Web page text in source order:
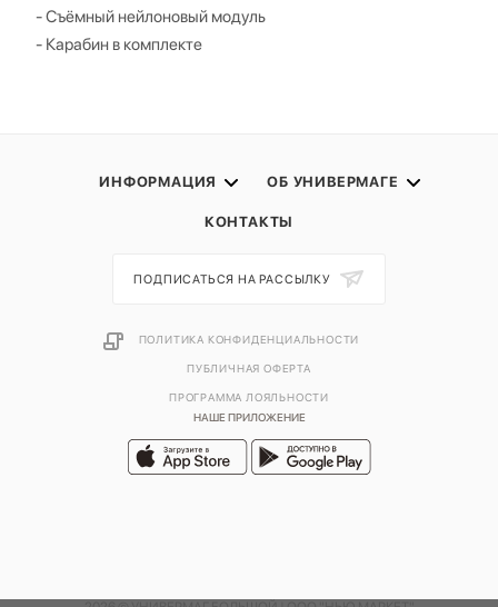
- Съёмный нейлоновый модуль
- Карабин в комплекте
ИНФОРМАЦИЯ ОБ УНИВЕРМАГЕ
КОНТАКТЫ
НАШЕ ПРИЛОЖЕНИЕ
ПОДПИСАТЬСЯ НА РАССЫЛКУ
ПОЛИТИКА КОНФИДЕНЦИАЛЬНОСТИ
ПУБЛИЧНАЯ ОФЕРТА
ПРОГРАММА ЛОЯЛЬНОСТИ